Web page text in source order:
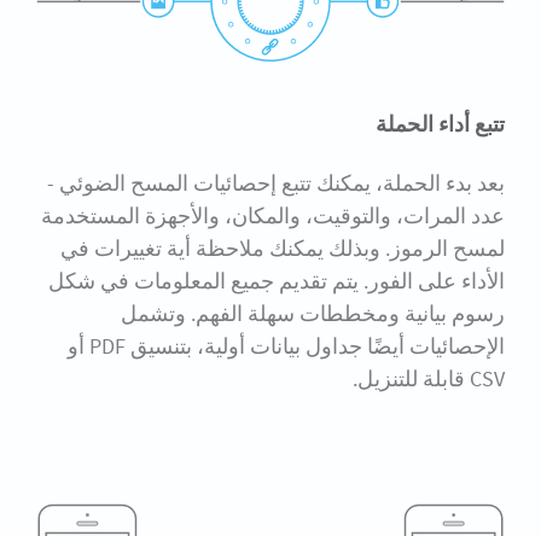
تتبع أداء الحملة
بعد بدء الحملة، يمكنك تتبع إحصائيات المسح الضوئي -
عدد المرات، والتوقيت، والمكان، والأجهزة المستخدمة
لمسح الرموز. وبذلك يمكنك ملاحظة أية تغييرات في
الأداء على الفور. يتم تقديم جميع المعلومات في شكل
رسوم بيانية ومخططات سهلة الفهم. وتشمل
الإحصائيات أيضًا جداول بيانات أولية، بتنسيق PDF أو
CSV قابلة للتنزيل.